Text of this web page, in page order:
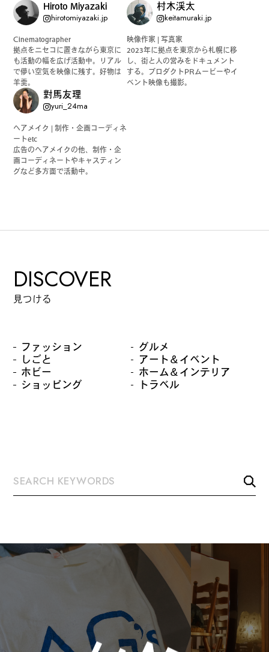
Hiroto Miyazaki
hirotomiyazaki.jp
Cinematographer
拠点をニセコに置きながら東京に
も活動の幅を広げ活動中。リアル
で儚い空気を映像に残す。好物は
羊羹。
村木渓太
keitamuraki.jp
映像作家 | 写真家
2023年に拠点を東京から札幌に移
し、街と人の営みをドキュメント
する。プロダクトPRムービーやイ
ベント映像も撮影。
對馬友理
yuri_24ma
ヘアメイク | 制作・企画コーディネ
ートetc
広告のヘアメイクの他、制作・企
画コーディネートやキャスティン
グなど多方面で活動中。
DISCOVER
見つける
ファッション
グルメ
しごと
アート＆イベント
ホビー
ホーム＆インテリア
ショッピング
トラベル